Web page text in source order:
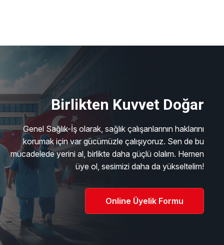
Birlikten Kuvvet Doğar
Genel Sağlık-İş olarak, sağlık çalışanlarının haklarını
korumak için var gücümüzle çalışıyoruz. Sen de bu
mücadelede yerini al, birlikte daha güçlü olalım. Hemen
üye ol, sesimizi daha da yükseltelim!
Online Üyelik Formu